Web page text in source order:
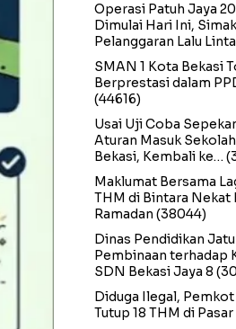
Operasi Patuh Jaya
Dimulai Hari Ini,
Pelanggaran Lalu
SMAN 1 Kota Bekasi
Berprestasi dalam
(44616)
Usai Uji Coba
Aturan Masuk
Bekasi, Kembali ke…
Maklumat Bersama
THM di Bintara Nekat
Ramadan (38044)
Dinas Pendidikan
Pembinaan terhadap
SDN Bekasi Jaya 8
Diduga Ilegal,
Tutup 18 THM di